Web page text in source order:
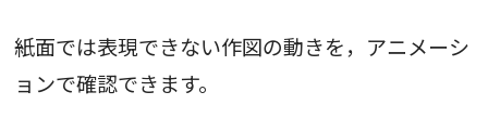
紙面では表現できない作図の動きを，アニメーシ
ョンで確認できます。